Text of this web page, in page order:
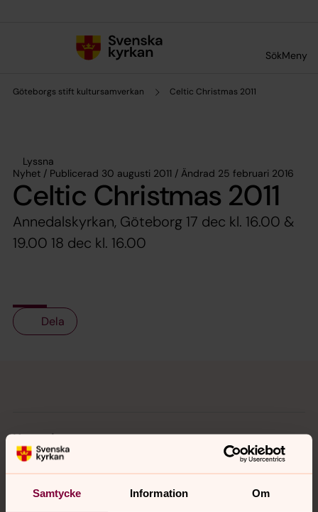
Samtycke Information Om
SökMeny
Göteborgs stift kultursamverkan Celtic Christmas 2011
Lyssna
Nyhet / Publicerad 30 augusti 2011 / Ändrad 25 februari 2016
Celtic Christmas 2011
Annedalskyrkan, Göteborg 17 dec kl. 16.00 &
19.00 18 dec kl. 16.00
Dela
Kontakt
Kalender